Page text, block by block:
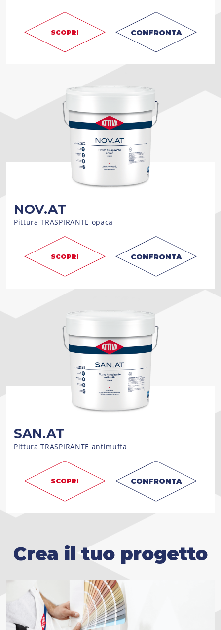
SCOPRI CONFRONTA
NOV.AT
Pittura TRASPIRANTE opaca
SCOPRI CONFRONTA
SAN.AT
Pittura TRASPIRANTE antimuffa
SCOPRI CONFRONTA
Crea il tuo progetto